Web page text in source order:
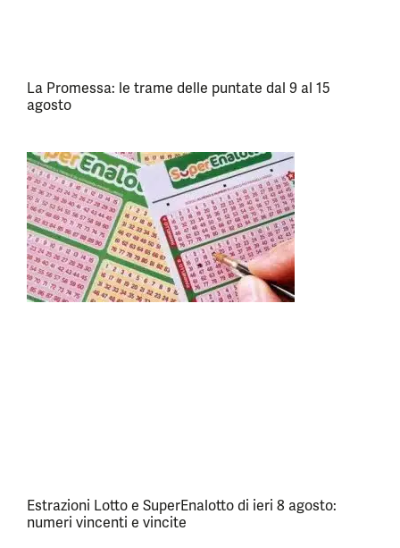
La Promessa: le trame delle puntate dal 9 al 15
agosto
Estrazioni Lotto e SuperEnalotto di ieri 8 agosto:
numeri vincenti e vincite